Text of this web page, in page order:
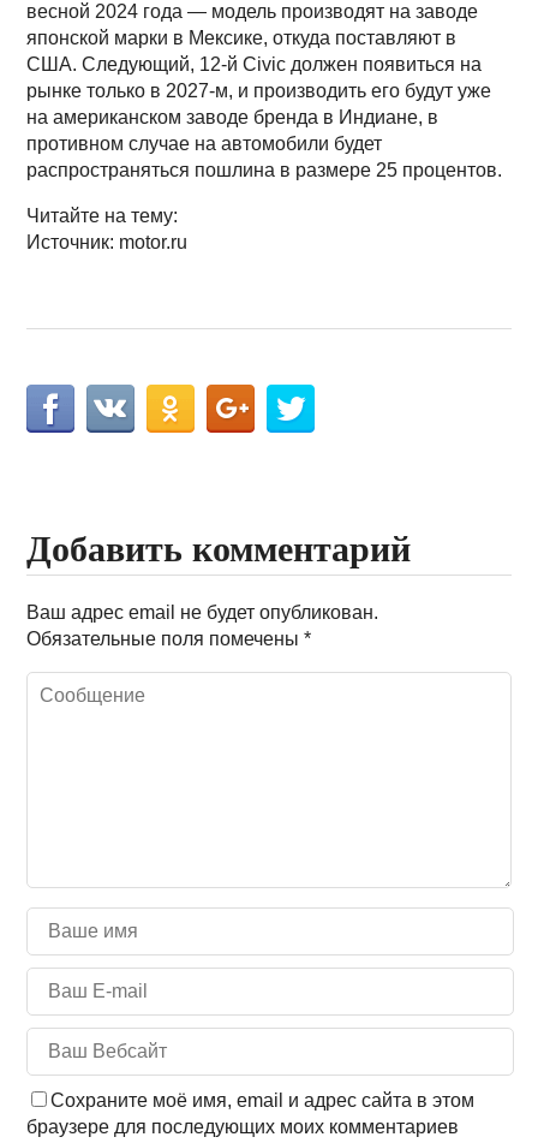
весной 2024 года — модель производят на заводе
японской марки в Мексике, откуда поставляют в
США. Следующий, 12-й Сivic должен появиться на
рынке только в 2027-м, и производить его будут уже
на американском заводе бренда в Индиане, в
противном случае на автомобили будет
распространяться пошлина в размере 25 процентов.
Читайте на тему:
Источник: motor.ru
Добавить комментарий
Ваш адрес email не будет опубликован.
Обязательные поля помечены*
Сохраните моё имя, email и адрес сайта в этом
браузере для последующих моих комментариев